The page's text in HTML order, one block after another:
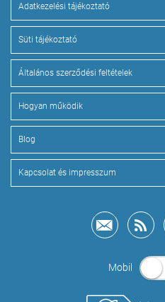
Adatkezelési tájékoztató
Süti tájékoztató
Általános szerződési feltételek
Hogyan működik
Blog
Kapcsolat és impresszum
Mobil